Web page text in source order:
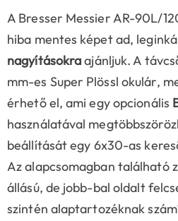
A Bresser Messier AR-90L/
hiba mentes képet ad,
nagyításokraajánljuk. A
mm-es Super Plössl okulár,
érhető el, ami egy opcionális
használatával
beállítását egy 6x30-as
Az alapcsomagban található
állású, de jobb-bal oldalt
szintén alaptartozéknak